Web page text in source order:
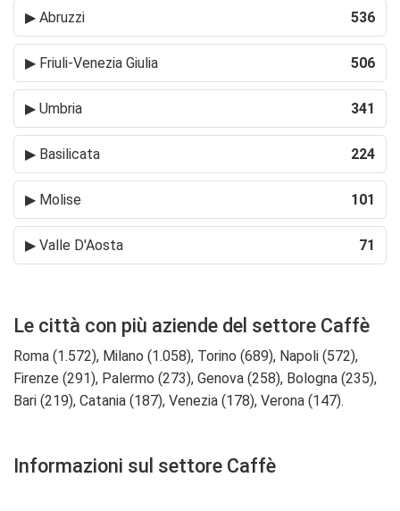
▶ Abruzzi 536
▶ Friuli-Venezia Giulia 506
▶ Umbria 341
▶ Basilicata 224
▶ Molise 101
▶ Valle D'Aosta 71
Le città con più aziende del settore Caffè
Roma (1.572), Milano (1.058), Torino (689), Napoli (572),
Firenze (291), Palermo (273), Genova (258), Bologna (235),
Bari (219), Catania (187), Venezia (178), Verona (147).
Informazioni sul settore Caffè